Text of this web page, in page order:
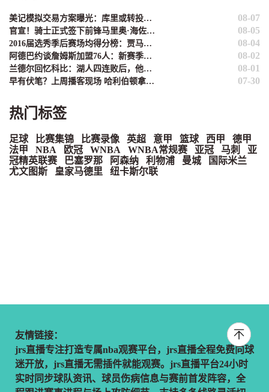
美记模拟交易方案曝光：库里或转投绿军，勇士换得乔治+豪瑟+两首轮 08-07
官宣！骑士正式签下前锋马里奥·海佐尼亚 08-05
2016届选秀季后赛场均得分榜：贾马尔·穆雷登顶 布朗、本西分列二、五 08-04
阿德巴约谈詹姆斯加盟76人：新赛季东部竞争着实让人期待 08-02
兰德尔回忆科比：湖人四连败后，他把冰桶糖果撒满地躲浴室快哭了 08-01
早有伏笔？上周播客现场 哈利伯顿拿詹姆斯的生涯季数开涮：这是你第76季？ 07-30
热门标签
足球 比赛集锦 比赛录像 英超 意甲 篮球 西甲
德甲
法甲
NBA 欧冠 WNBA WNBA常规赛 亚冠 马刺
亚
冠精英联赛
巴塞罗那 阿森纳 利物浦 曼城
国际米兰
尤文图斯
皇家马德里 纽卡斯尔联
友情链接：
jrs直播专注打造专属nba观赛平台，jrs直播全程免费向球
迷开放，jrs直播无需插件就能观赛。jrs直播平台24小时
实时同步球队资讯、球员伤病信息与赛前首发阵容，全